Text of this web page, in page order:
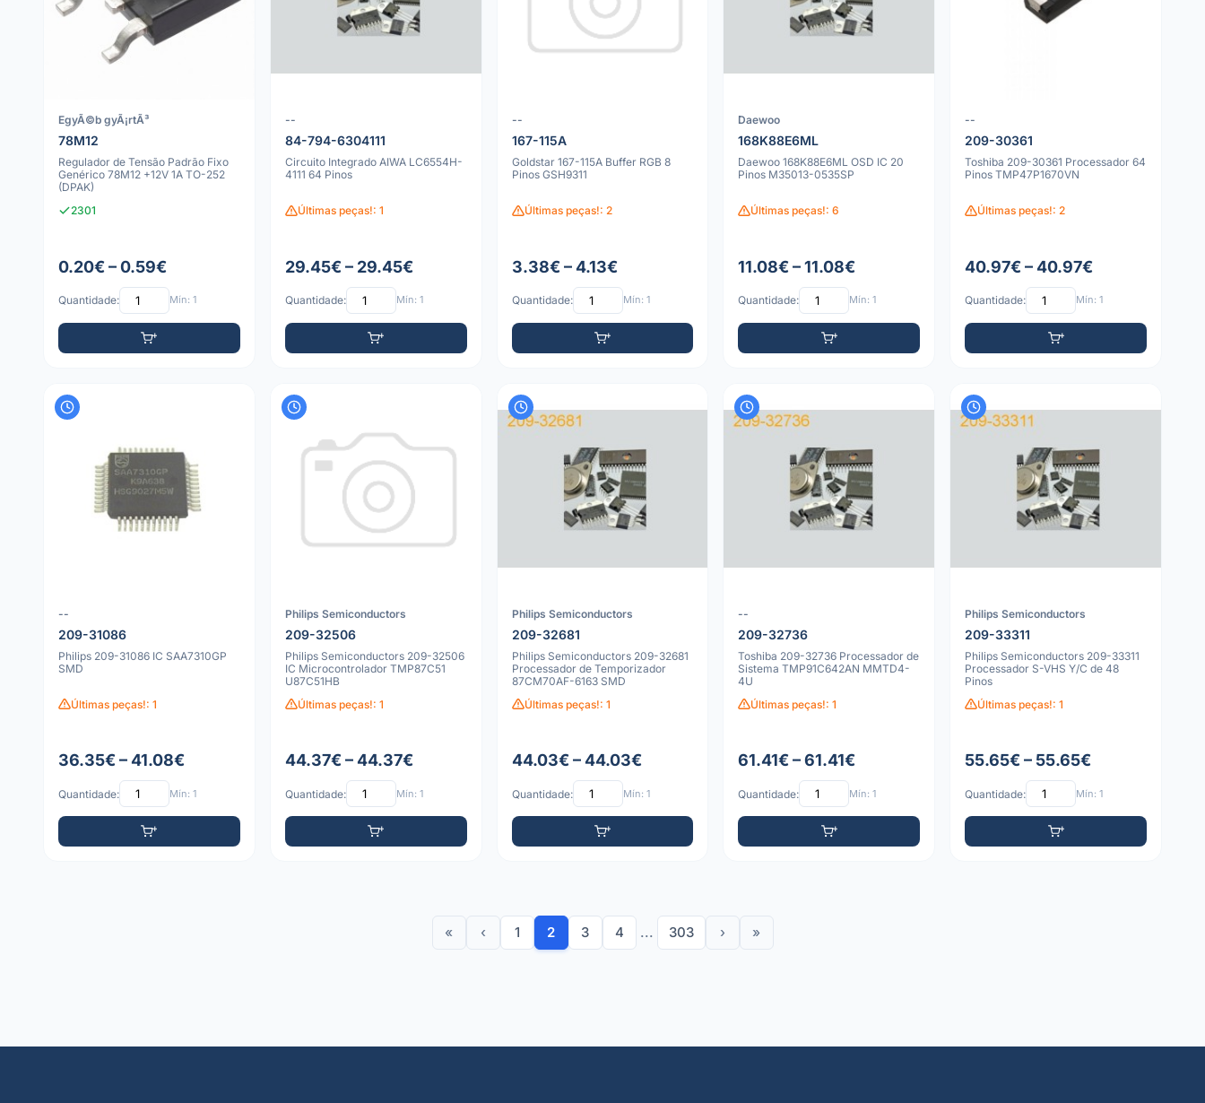
EgyÃ©b gyÃ¡rtÃ³
78M12
Regulador de Tensão Padrão Fixo
Genérico 78M12 +12V 1A TO-252
(DPAK)
2301
0.20€ – 0.59€
Quantidade: Mín: 1
--
84-794-6304111
Circuito Integrado AIWA LC6554H-
4111 64 Pinos
Últimas peças!: 1
29.45€ – 29.45€
Quantidade: Mín: 1
--
167-115A
Goldstar 167-115A Buffer RGB 8
Pinos GSH9311
Últimas peças!: 2
3.38€ – 4.13€
Quantidade: Mín: 1
Daewoo
168K88E6ML
Daewoo 168K88E6ML OSD IC 20
Pinos M35013-0535SP
Últimas peças!: 6
11.08€ – 11.08€
Quantidade: Mín: 1
--
209-30361
Toshiba 209-30361 Processador 64
Pinos TMP47P1670VN
Últimas peças!: 2
40.97€ – 40.97€
Quantidade: Mín: 1
--
209-31086
Philips 209-31086 IC SAA7310GP
SMD
Últimas peças!: 1
36.35€ – 41.08€
Quantidade: Mín: 1
Philips Semiconductors
209-32506
Philips Semiconductors 209-32506
IC Microcontrolador TMP87C51
U87C51HB
Últimas peças!: 1
44.37€ – 44.37€
Quantidade: Mín: 1
Philips Semiconductors
209-32681
Philips Semiconductors 209-32681
Processador de Temporizador
87CM70AF-6163 SMD
Últimas peças!: 1
44.03€ – 44.03€
Quantidade: Mín: 1
--
209-32736
Toshiba 209-32736 Processador de
Sistema TMP91C642AN MMTD4-
4U
Últimas peças!: 1
61.41€ – 61.41€
Quantidade: Mín: 1
Philips Semiconductors
209-33311
Philips Semiconductors 209-33311
Processador S-VHS Y/C de 48
Pinos
Últimas peças!: 1
55.65€ – 55.65€
Quantidade: Mín: 1
« ‹ 1 2 3 4 ... 303 › »